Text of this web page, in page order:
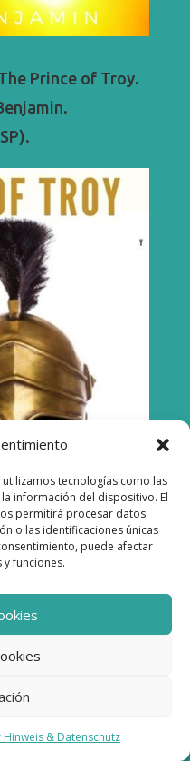
tecnologías como las
información del dispositivo. El
permitirá procesar datos
o las identificaciones únicas
puede afectar
funciones.
Hinweis & Datenschutz
Prince of Troy.
Roguish Hearts.